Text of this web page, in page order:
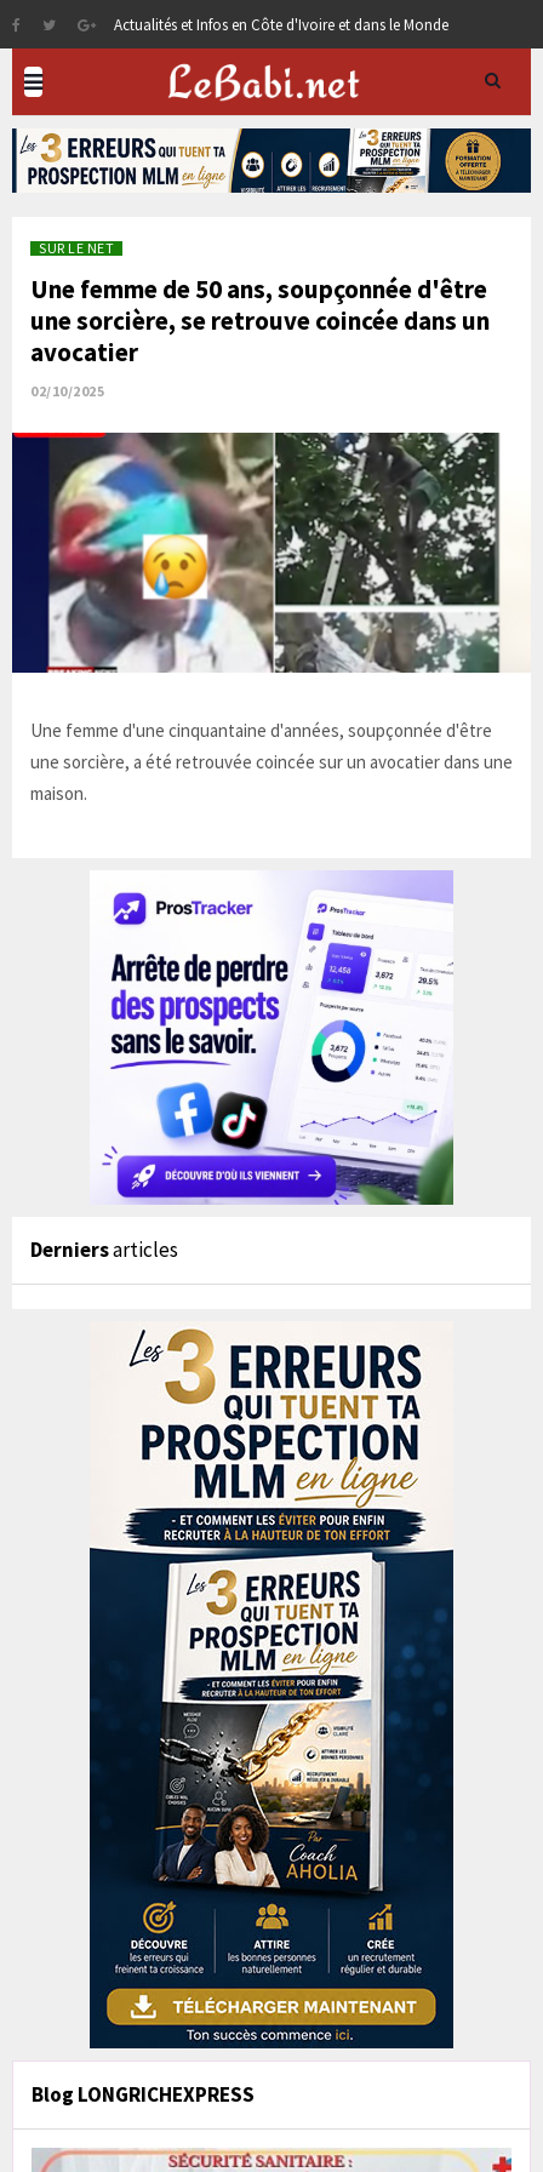
Actualités et Infos en Côte d'Ivoire et dans le Monde
SUR LE NET
Une femme de 50 ans, soupçonnée d'être
une sorcière, se retrouve coincée dans un
avocatier
02/10/2025
Une femme d'une cinquantaine d'années, soupçonnée d'être
une sorcière, a été retrouvée coincée sur un avocatier dans une
maison.
Derniersarticles
Blog LONGRICHEXPRESS